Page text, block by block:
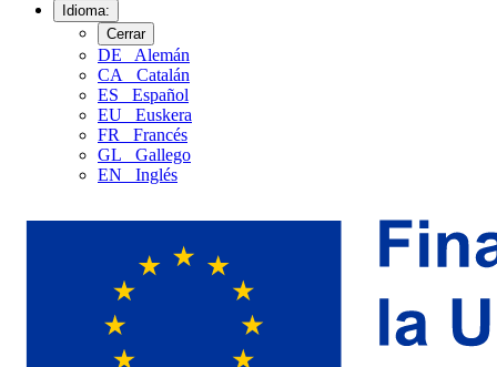
Idioma:
Cerrar
DE
Alemán
CA
Catalán
ES
Español
EU
Euskera
FR
Francés
GL
Gallego
EN
Inglés